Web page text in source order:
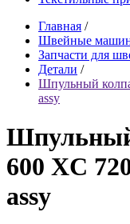
Главная /
Швейные
Запчасти для
Детали /
Шпульный
assy
600 XC
assy